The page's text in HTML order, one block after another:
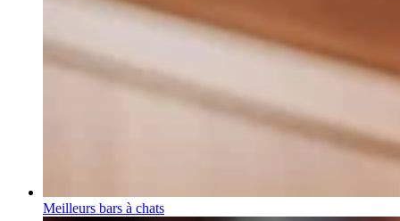
Meilleurs bars à chats